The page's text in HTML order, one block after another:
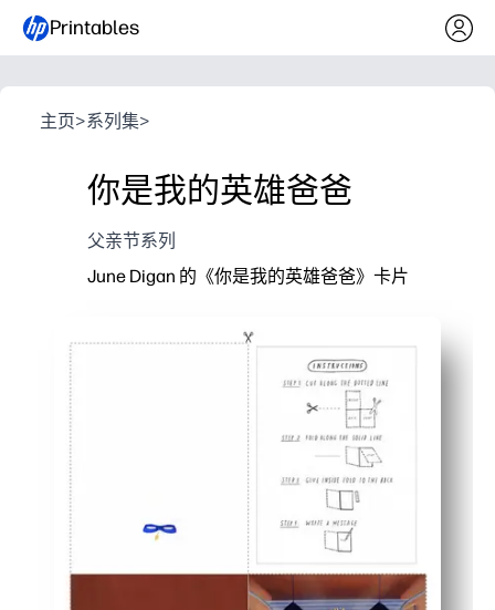
Printables
主页>系列集>
你是我的英雄爸爸
父亲节系列
June Digan 的《你是我的英雄爸爸》卡片